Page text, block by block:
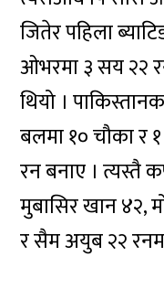
जितेर पहिला
ओभरमा ३ सय २२
थियो ।
बलमा १० चौका र
रन बनाए । त्यस्तै
मुबासिर खान ४२,
र सैम अयुब २२